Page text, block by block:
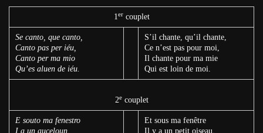
1ercouplet
Se canto, que canto,
Canto pas per iéu,
Canto per ma mio
Qu’es aluen de iéu.
S’il chante, qu’il chante,
Ce n’est pas pour moi,
Il chante pour ma mie
Qui est loin de moi.
2ecouplet
E souto ma fenestro
I a un auceloun,
Et sous ma fenêtre
Il y a un petit oiseau,